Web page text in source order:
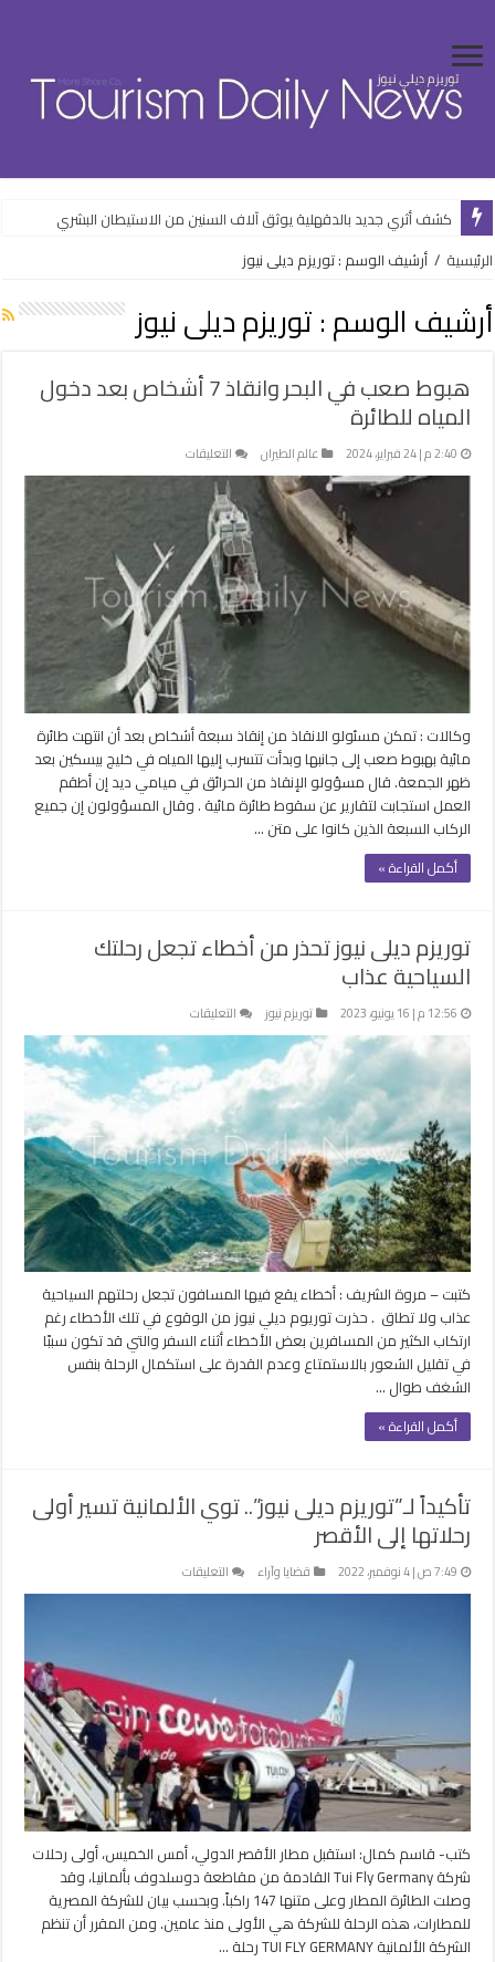
كشف أثري جديد بالدقهلية يوثق آلاف السنين من الاستيطان البشري
وزارة الإسكان تواصل طرح فرص استثمارية متنوعة من خلال المنصات الرقمية
الرئيسية / أرشيف الوسم : توريزم ديلى نيوز
أرشيف الوسم :توريزم ديلى نيوز
هبوط صعب في البحر وانقاذ 7 أشخاص بعد دخول
المياه للطائرة
2:40 م | 24 فبراير، 2024 عالم الطيران التعليقات
هبوط
صعب
في
البحر
وانقاذ
7
أشخاص
بعد
دخول
المياه
للطائرة
مغلقة
وكالات : تمكن مسئولو الانقاذ من إنقاذ سبعة أشخاص بعد أن انتهت طائرة
مائية بهبوط صعب إلى جانبها وبدأت تتسرب إليها المياه في خليج بيسكين بعد
ظهر الجمعة. قال مسؤولو الإنقاذ من الحرائق في ميامي ديد إن أطقم
العمل استجابت لتقارير عن سقوط طائرة مائية . وقال المسؤولون إن جميع
الركاب السبعة الذين كانوا على متن …
أكمل القراءة »
توريزم ديلى نيوز تحذر من أخطاء تجعل رحلتك
السياحية عذاب
12:56 م | 16 يونيو، 2023 توريزم نيوز التعليقات
توريزم
ديلى
نيوز
تحذر
أخطاء
تجعل
رحلتك
السياحية
عذاب
مغلقة
كتبت – مروة الشريف : أخطاء يقع فيها المسافون تجعل رحلتهم السياحية
عذاب ولا تطاق . حذرت توريوم ديلي نيوز من الوقوع في تلك الأخطاء رغم
ارتكاب الكثير من المسافرين بعض الأخطاء أثناء السفر والتي قد تكون سببًا
في تقليل الشعور بالاستمتاع وعدم القدرة على استكمال الرحلة بنفس
الشغف طوال …
أكمل القراءة »
تأكيداً لـ”توريزم ديلى نيوز”.. توي الألمانية تسير أولى
رحلاتها إلى الأقصر
7:49 ص | 4 نوفمبر، 2022 قضايا وآراء التعليقات
تأكيداً
الألمانية
تسير
أولى
رحلاتها
إلى
الأقصر
مغلقة
كتب- قاسم كمال: استقبل مطار الأقصر الدولي، أمس الخميس، أولى رحلات
شركة Tui Fly Germany القادمة من مقاطعة دوسلدوف بألمانيا، وقد
وصلت الطائرة المطار وعلى متنها 147 راكباً. وبحسب بيان للشركة المصرية
للمطارات، هذه الرحلة للشركة هي الأولى منذ عامين. ومن المقرر أن تنظم
الشركة الألمانية TUI FLY GERMANY رحلة …